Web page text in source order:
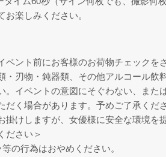
楽しみください。
ベント前にお客様のお荷物チェックを
・刃物・鈍器類、その他アルコール
。イベントの意図にそぐわない、ま
だく場合があります。予めご了承くださ
掛けしますが、女優様に安全な環境を
ださい＞
の行為はおやめください。